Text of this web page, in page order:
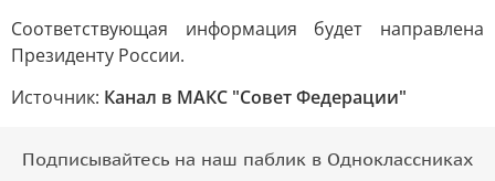
Соответствующая информация будет направлена
Президенту России.
Источник: Канал в МАКС "Совет Федерации"
Подписывайтесь на наш паблик в Одноклассниках